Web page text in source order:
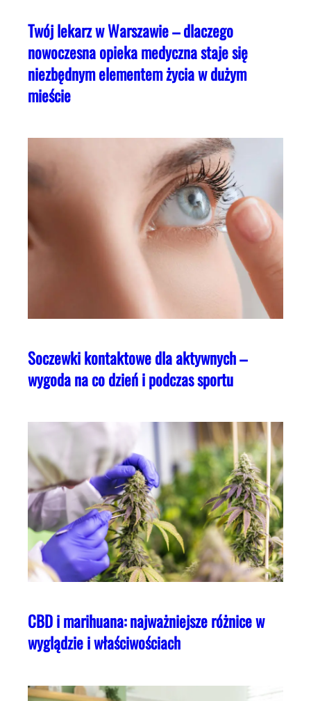
Twój lekarz w Warszawie – dlaczego
nowoczesna opieka medyczna staje się
niezbędnym elementem życia w dużym
mieście
Soczewki kontaktowe dla aktywnych –
wygoda na co dzień i podczas sportu
CBD i marihuana: najważniejsze różnice w
wyglądzie i właściwościach